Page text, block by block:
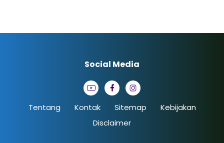
Tentang Kontak Sitemap
Kebijakan
Disclaimer
Social Media